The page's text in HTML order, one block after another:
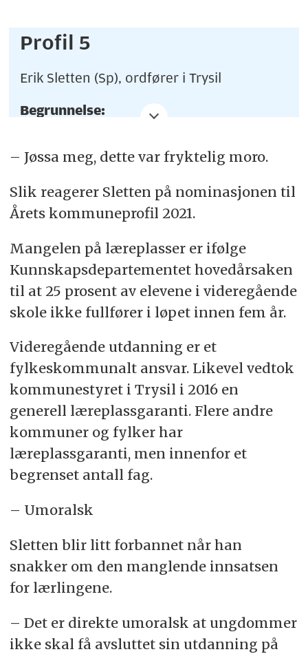
Profil 5
Erik Sletten (Sp), ordfører i Trysil
Begrunnelse:
Trysil læreplass til alle kvalifiserte søkere
som bor i kommunen. Ordfører Erik
Sletten (Sp) står i spissen for
Trysilmodellen.
Send kodeord Profil 5 til nr. 2377. Hver
stemme koster 3 kroner.
– Jøssa meg, dette var fryktelig moro.
Slik reagerer Sletten på nominasjonen til
Årets kommuneprofil 2021.
Mangelen på læreplasser er ifølge
Kunnskapsdepartementet hovedårsaken
til at 25 prosent av elevene i videregående
skole ikke fullfører i løpet innen fem år.
Videregående utdanning er et
fylkeskommunalt ansvar. Likevel vedtok
kommunestyret i Trysil i 2016 en
generell læreplassgaranti. Flere andre
kommuner og fylker har
læreplassgaranti, men innenfor et
begrenset antall fag.
– Umoralsk
Sletten blir litt forbannet når han
snakker om den manglende innsatsen
for lærlingene.
– Det er direkte umoralsk at ungdommer
ikke skal få avsluttet sin utdanning på